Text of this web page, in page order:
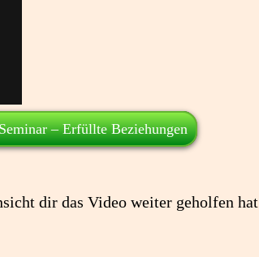
– Erfüllte Beziehungen
dir das Video weiter geholfen hat